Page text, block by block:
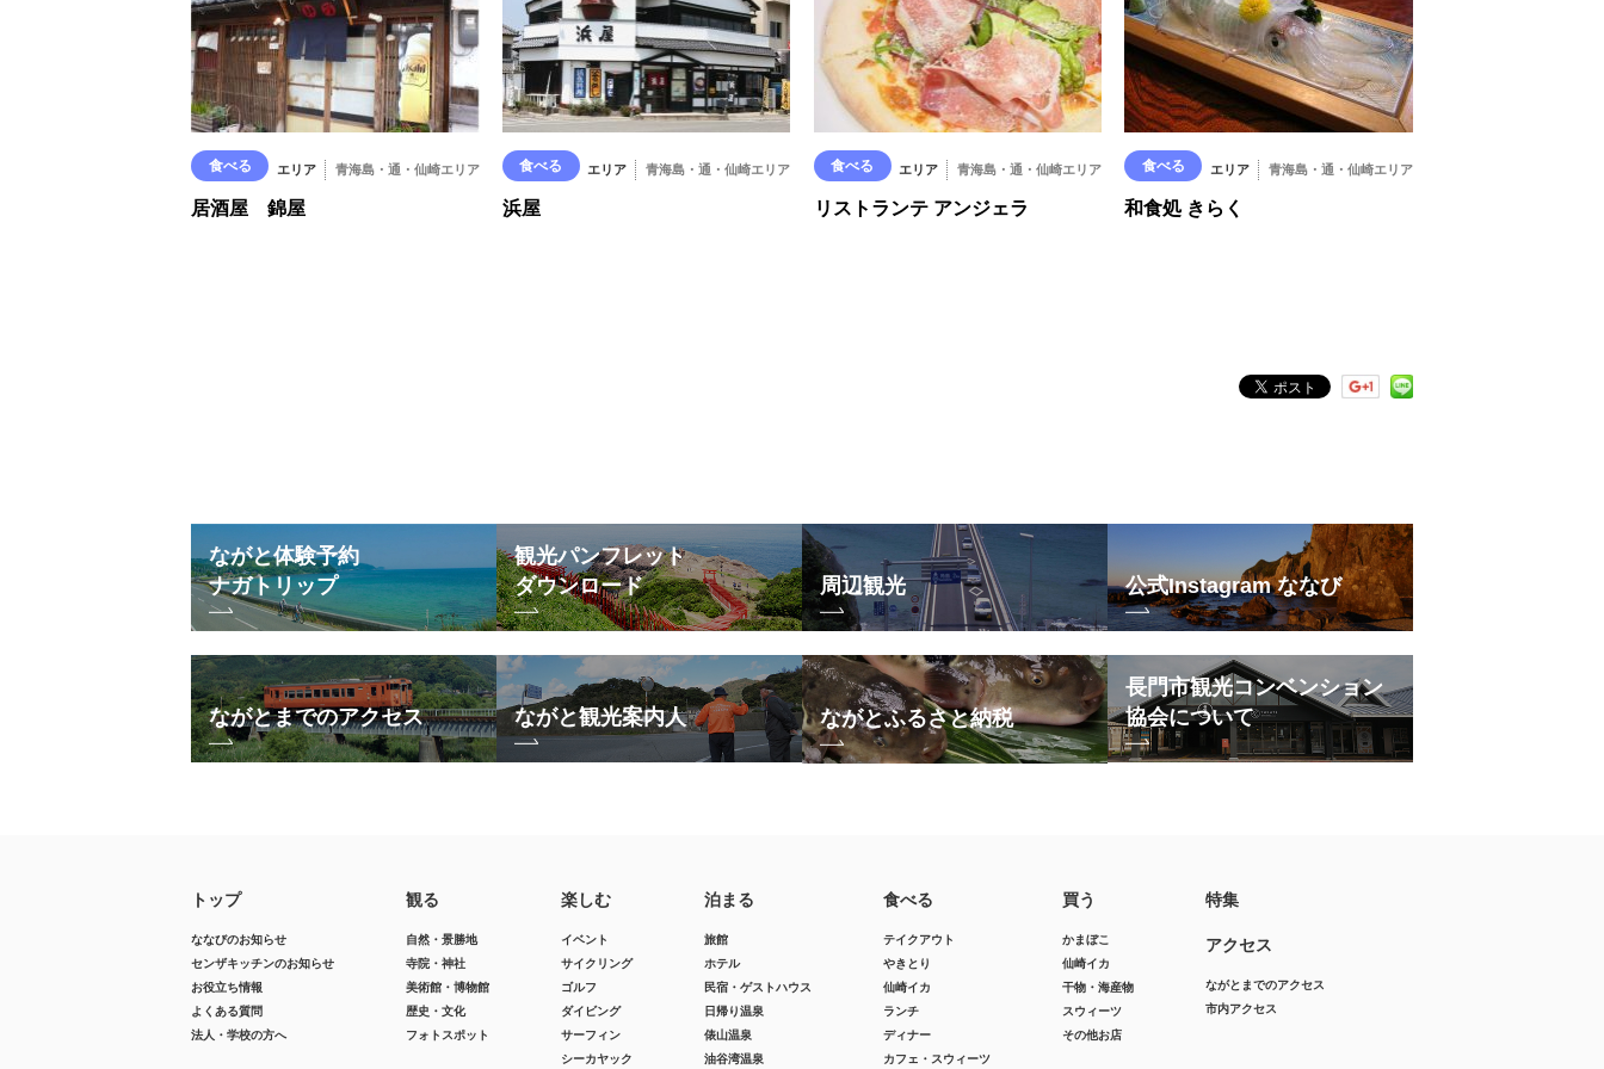
食べる エリア 青海島・通・仙崎エリア
居酒屋 錦屋
食べる エリア 青海島・通・仙崎エリア
浜屋
食べる エリア 青海島・通・仙崎エリア
リストランテ アンジェラ
食べる エリア 青海島・通・仙崎エリア
和食処 きらく
ながと体験予約
ナガトリップ
観光パンフレット
ダウンロード
周辺観光 公式Instagram ななび
ながとまでのアクセス ながと観光案内人 ながとふるさと納税
長門市観光コンベンション
協会について
トップ
ななびのお知らせ
センザキッチンのお知らせ
お役立ち情報
よくある質問
法人・学校の方へ
観る
自然・景勝地
寺院・神社
美術館・博物館
歴史・文化
フォトスポット
楽しむ
イベント
サイクリング
ゴルフ
ダイビング
サーフィン
シーカヤック
泊まる
旅館
ホテル
民宿・ゲストハウス
日帰り温泉
俵山温泉
油谷湾温泉
食べる
テイクアウト
やきとり
仙崎イカ
ランチ
ディナー
カフェ・スウィーツ
買う
かまぼこ
仙崎イカ
干物・海産物
スウィーツ
その他お店
特集
アクセス
ながとまでのアクセス
市内アクセス